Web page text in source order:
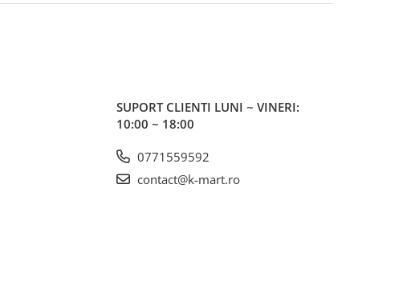
SUPORT CLIENTI LUNI ~ VINERI:
10:00 ~ 18:00
0771559592
contact@k-mart.ro